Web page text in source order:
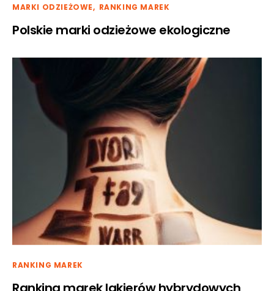
MARKI ODZIEŻOWE RANKING MAREK
Polskie marki odzieżowe ekologiczne
RANKING MAREK